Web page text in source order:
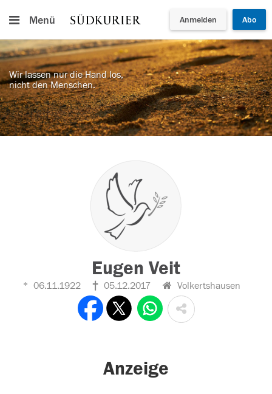
Menü Anmelden Abo
Wir lassen nur die Hand los,
nicht den Menschen.
Eugen Veit
06.11.1922 05.12.2017 Volkertshausen
Anzeige